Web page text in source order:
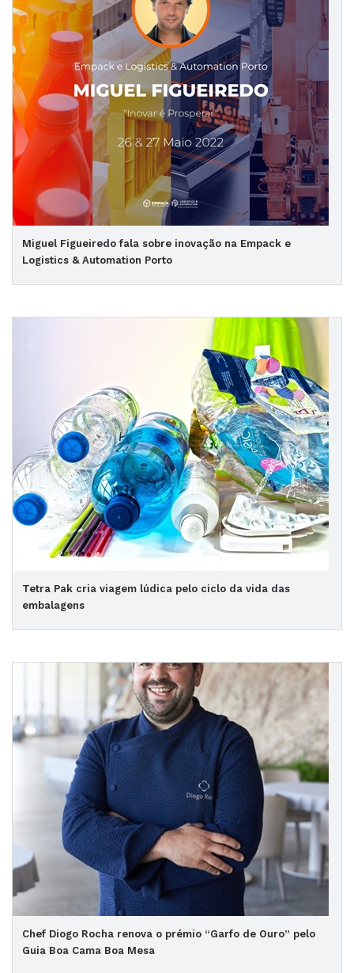
Miguel Figueiredo fala sobre inovação na Empack e
Logistics & Automation Porto
Tetra Pak cria viagem lúdica pelo ciclo da vida das
embalagens
Chef Diogo Rocha renova o prémio “Garfo de Ouro” pelo
Guia Boa Cama Boa Mesa